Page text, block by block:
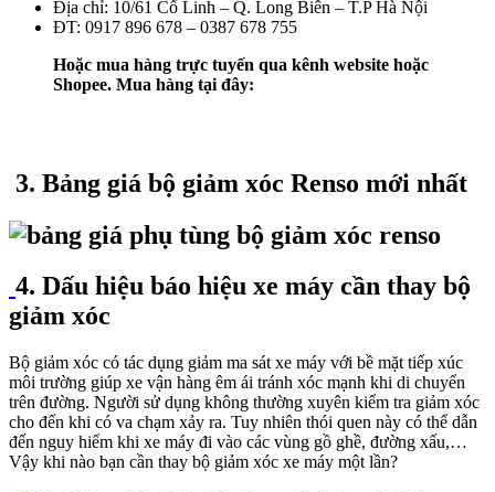
Địa chỉ: 10/61 Cổ Linh – Q. Long Biên – T.P Hà Nội
ĐT: 0917 896 678 – 0387 678 755
Hoặc mua hàng trực tuyến qua kênh website hoặc
Shopee. Mua hàng tại đây:
3. Bảng giá bộ giảm xóc Renso mới nhất
4. Dấu hiệu báo hiệu xe máy cần thay bộ
giảm xóc
Bộ giảm xóc có tác dụng giảm ma sát xe máy với bề mặt tiếp xúc
môi trường giúp xe vận hàng êm ái tránh xóc mạnh khi di chuyển
trên đường. Người sử dụng không thường xuyên kiểm tra giảm xóc
cho đến khi có va chạm xảy ra. Tuy nhiên thói quen này có thể dẫn
đến nguy hiểm khi xe máy đi vào các vùng gồ ghề, đường xấu,…
Vậy khi nào bạn cần thay bộ giảm xóc xe máy một lần?